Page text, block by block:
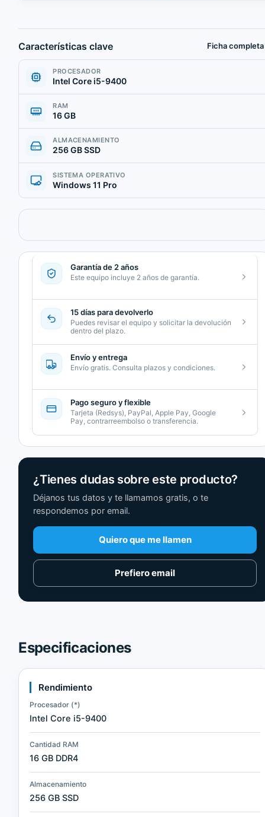
Características clave Ficha completa
PROCESADOR
Intel Core i5-9400
RAM
16 GB
ALMACENAMIENTO
256 GB SSD
SISTEMA OPERATIVO
Windows 11 Pro
Garantía de 2 años
Este equipo incluye 2 años de garantía.
15 días para devolverlo
Puedes revisar el equipo y solicitar la devolución
dentro del plazo.
Envío y entrega
Envío gratis. Consulta plazos y condiciones.
Pago seguro y flexible
Tarjeta (Redsys), PayPal, Apple Pay, Google
Pay, contrarreembolso o transferencia.
¿Tienes dudas sobre este producto?
Déjanos tus datos y te llamamos gratis, o te
respondemos por email.
Quiero que me llamen
Prefiero email
Especificaciones
Rendimiento
Procesador (*)
Intel Core i5-9400
Cantidad RAM
16 GB DDR4
Almacenamiento
256 GB SSD